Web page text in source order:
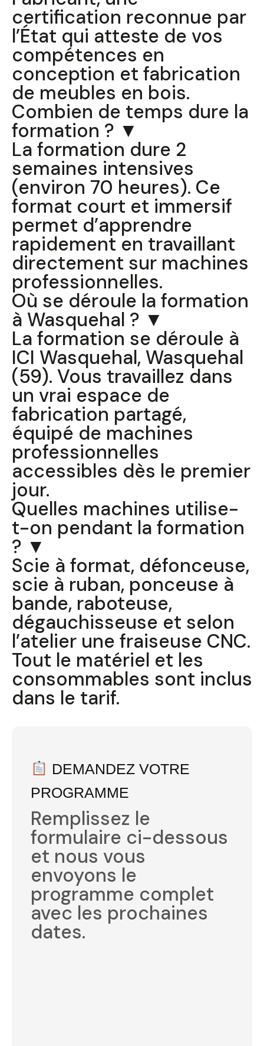
certification reconnue par
l’État qui atteste de vos
compétences en
conception et fabrication
de meubles en bois.
Combien de temps dure la
formation ? ▼
La formation dure 2
semaines intensives
(environ 70 heures). Ce
format court et immersif
permet d’apprendre
rapidement en travaillant
directement sur machines
professionnelles.
Où se déroule la formation
à Wasquehal ? ▼
La formation se déroule à
ICI Wasquehal, Wasquehal
(59). Vous travaillez dans
un vrai espace de
fabrication partagé,
équipé de machines
professionnelles
accessibles dès le premier
jour.
Quelles machines utilise-
t-on pendant la formation
? ▼
Scie à format, défonceuse,
scie à ruban, ponceuse à
bande, raboteuse,
dégauchisseuse et selon
l’atelier une fraiseuse CNC.
Tout le matériel et les
consommables sont inclus
dans le tarif.
DEMANDEZ VOTRE
PROGRAMME
Remplissez le
formulaire ci-dessous
et nous vous
envoyons le
programme complet
avec les prochaines
dates.